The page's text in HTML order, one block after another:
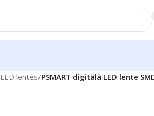
LED lentes/PSMART digitālā LED lente